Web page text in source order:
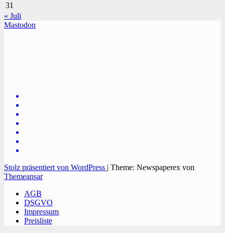
31
« Juli
Mastodon
Stolz präsentiert von WordPress | Theme: Newspaperex von
Themeansar
AGB
DSGVO
Impressum
Preisliste